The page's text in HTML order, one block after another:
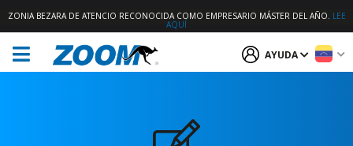
ZONIA BEZARA DE ATENCIO RECONOCIDA COMO EMPRESARIO MÁSTER DEL AÑO. LEE
AQUÍ
AYUDA